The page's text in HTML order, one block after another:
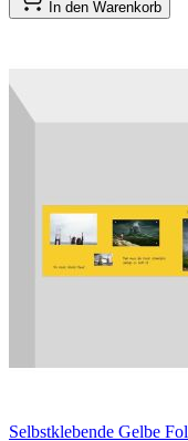
In den Warenkorb
Selbstklebende Gelbe